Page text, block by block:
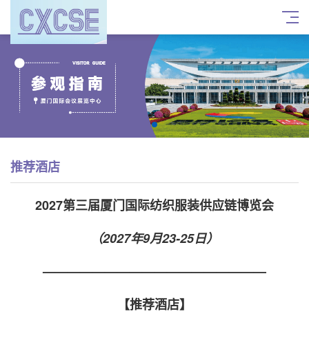
推荐酒店
2027第三届厦门国际纺织服装供应链博览会
（2027年9月23-25日）
——————————————————
【推荐酒店】